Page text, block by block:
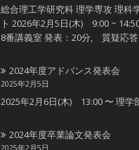
総合理工学研究科 理学専攻 理科
ト 2026年2月5日(木) 9:00 ~
8番講義室 発表：20分, 質疑応
2024年度アドバンス発表会
2025年2月5日
2025年2月6日(木) 13:00 〜 理学
2024年度卒業論文発表会
2025年2月5日